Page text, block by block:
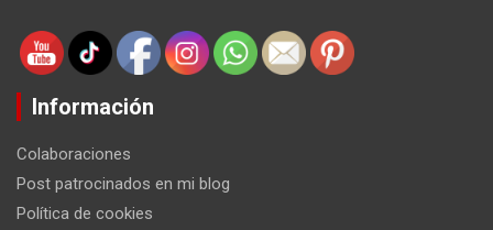
Información
Colaboraciones
Post patrocinados en mi blog
Política de cookies